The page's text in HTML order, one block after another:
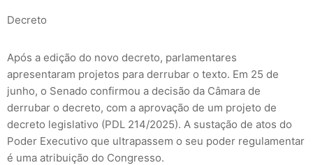
Decreto
Após a edição do novo decreto, parlamentares
apresentaram projetos para derrubar o texto. Em 25 de
junho, o Senado confirmou a decisão da Câmara de
derrubar o decreto, com a aprovação de um projeto de
decreto legislativo (PDL 214/2025). A sustação de atos do
Poder Executivo que ultrapassem o seu poder regulamentar
é uma atribuição do Congresso.